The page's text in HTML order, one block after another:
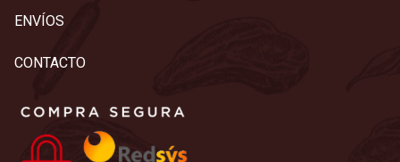
ENVÍOS
CONTACTO